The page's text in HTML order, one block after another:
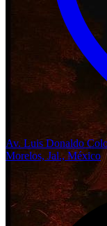
Av. Luis Donaldo
Morelos, Jal., México